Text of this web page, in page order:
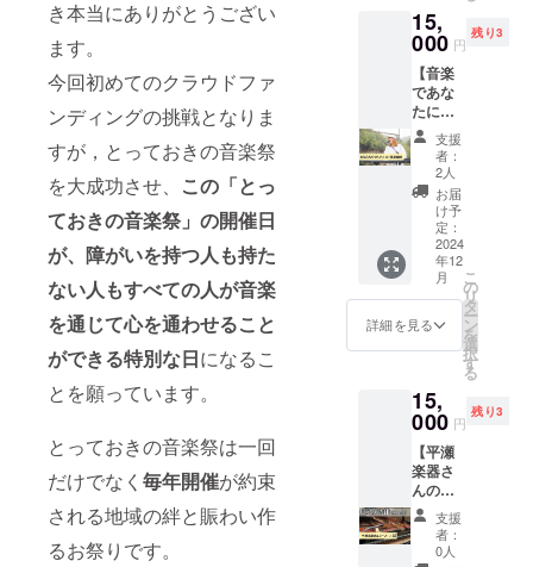
き本当にありがとうござい
ます。
今回初めてのクラウドファ
ンディングの挑戦となりま
すが，とっておきの音楽祭
を大成功させ、 この「とっ
ておきの音楽祭」の開催日
が、障がいを持つ人も持た
ない人もすべての人が音楽
を通じて心を通わせること
ができる特別な日になるこ
とを願っています。
とっておきの音楽祭は一回
だけでなく 毎年開催が約束
される地域の絆と賑わい作
るお祭りです。
別途ご
負担お
願い致
しま
す。 有
効期限
２０２
５年6月
まで お
電話番
号、
メール
アドレ
スは必
須にな
す。
礼の
メッ
動画を
お送り
しま
す。 ・
収録時
間：約3
分間 ・
提供方
法：
メール
にURL
を記載
す。
ラスト
色紙』
一点 ・
限定配
信ライ
ブ(リア
ルタイ
ムで観
れな
かった
方は録
画観れ
す)URL
◉作人 名
前は本
名か
4月30日
生ま
れ。兵
石市出
身、神
戸市育
ち。 自
身の経
験から
動画 オ
リジナ
ル缶
バッチ
(クラウ
ドファ
ンディ
ング限
クエス
ト方法
・動画
の収録
時間 ・
支援者
様との
連絡方
どは個
別にご
連絡致
しま
す。 必
ずメー
ルアド
レスを
ご記入
15,
000 円
残り3
【音楽
であな
たにお
返し】
感謝の
気持ち
を込め
て、 ミ
チコス
トピで
あなた
だけの
曲を1曲
弾き語
りリク
エスト
画 クラ
ウド
ファン
ディン
グ限定
缶バッ
ジ ・リ
クエス
ト方法
支援
者：
2人
お届
け予
定：
2024
年12
月
詳細を見る
こ
の
リ
タ
ー
ン
を
選
択
す
る
15,
000 円
残り3
【平瀬
楽器さ
んのス
ペシャ
ルリ
ターン
支援
者：
0人